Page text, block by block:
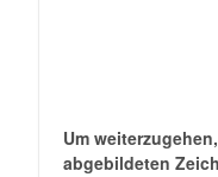
Um
abgebildeten